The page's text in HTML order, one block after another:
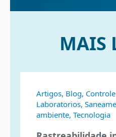
MAIS
Artigos, Blog,
Laboratorios,
ambiente, Tecnologia